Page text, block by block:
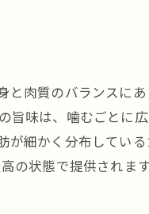
肉質のバランスに
旨味は、噛むごとに
が細かく分布してい
の状態で提供されま